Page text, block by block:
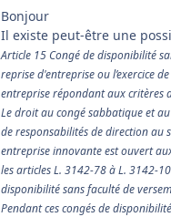
Bonjour
Il existe peut-être une
Article 15 Congé de disponibilité
reprise d'entreprise ou l’exercice
entreprise répondant aux critères
Le droit au congé sabbatique et
de responsabilités de direction au
entreprise innovante est ouvert
les articles L. 3142-78 à L. 3142-
disponibilité sans faculté de
Pendant ces congés de